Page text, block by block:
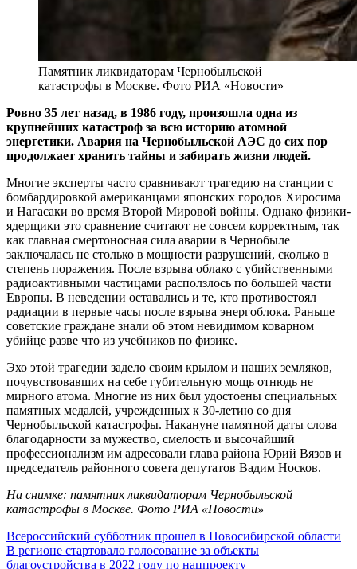
Памятник ликвидаторам Чернобыльской
катастрофы в Москве. Фото РИА «Новости»
Ровно 35 лет назад, в 1986 году, произошла одна из
крупнейших катастроф за всю историю атомной
энергетики. Авария на Чернобыльской АЭС до сих пор
продолжает хранить тайны и забирать жизни людей.
Многие эксперты часто сравнивают трагедию на станции с
бомбардировкой американцами японских городов Хиросима
и Нагасаки во время Второй Мировой войны. Однако физики-
ядерщики это сравнение считают не совсем корректным, так
как главная смертоносная сила аварии в Чернобыле
заключалась не столько в мощности разрушений, сколько в
степень поражения. После взрыва облако с убийственными
радиоактивными частицами расползлось по большей части
Европы. В неведении оставались и те, кто противостоял
радиации в первые часы после взрыва энергоблока. Раньше
советские граждане знали об этом невидимом коварном
убийце разве что из учебников по физике.
Эхо этой трагедии задело своим крылом и наших земляков,
почувствовавших на себе губительную мощь отнюдь не
мирного атома. Многие из них был удостоены специальных
памятных медалей, учрежденных к 30-летию со дня
Чернобыльской катастрофы. Накануне памятной даты слова
благодарности за мужество, смелость и высочайший
профессионализм им адресовали глава района Юрий Вязов и
председатель районного совета депутатов Вадим Носков.
На снимке: памятник ликвидаторам Чернобыльской
катастрофы в Москве. Фото РИА «Новости»
Навигация
по
Всероссийский субботник прошел в Новосибирской области
В регионе стартовало голосование за объекты
благоустройства в 2022 году по нацпроекту